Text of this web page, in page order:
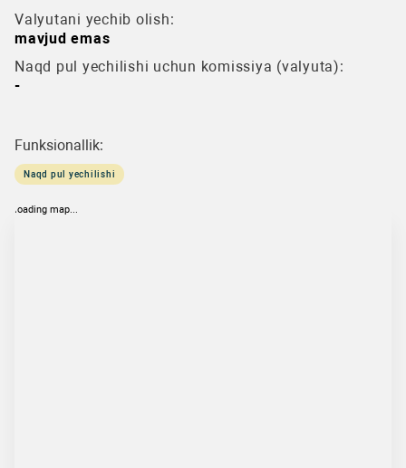
Valyutani yechib olish:
mavjud emas
Naqd pul yechilishi uchun komissiya (valyuta):
-
Funksionallik:
Naqd pul yechilishi
loading map...